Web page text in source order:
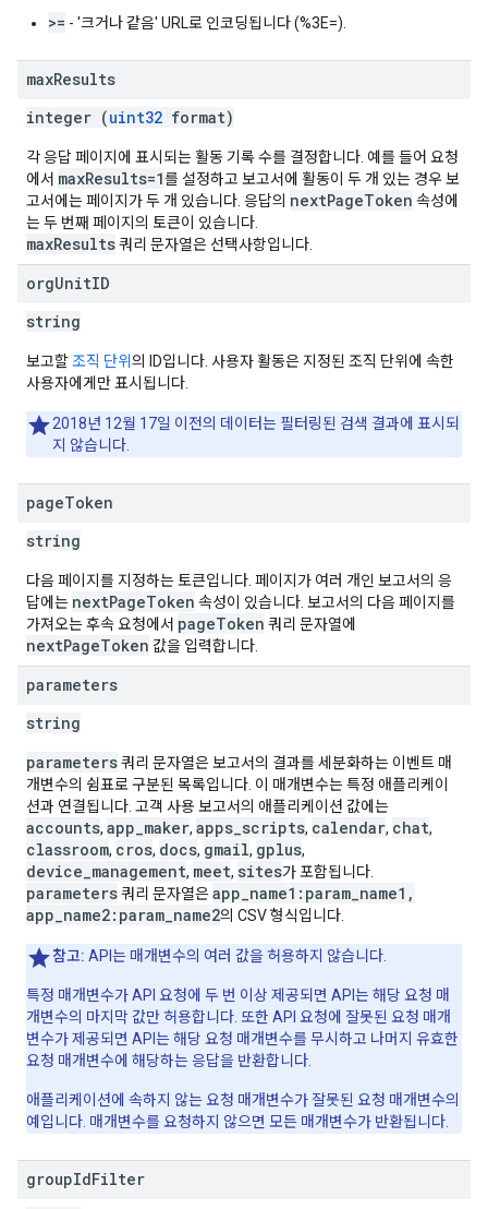
>= - '크거나 같음' URL로 인코딩됩니다 (%3E=).
maxResults
integer (uint32 format)
각 응답 페이지에 표시되는 활동 기록 수를 결정합니다. 예를 들어 요청
에서 maxResults=1를 설정하고 보고서에 활동이 두 개 있는 경우 보
고서에는 페이지가 두 개 있습니다. 응답의 nextPageToken 속성에
는 두 번째 페이지의 토큰이 있습니다.
maxResults쿼리 문자열은 선택사항입니다.
orgUnitID
string
보고할조직 단위의 ID입니다. 사용자 활동은 지정된 조직 단위에 속한
사용자에게만 표시됩니다.
2018년 12월 17일 이전의 데이터는 필터링된 검색 결과에 표시되
지 않습니다.
pageToken
string
다음 페이지를 지정하는 토큰입니다. 페이지가 여러 개인 보고서의 응
답에는 nextPageToken 속성이 있습니다. 보고서의 다음 페이지를
가져오는 후속 요청에서 pageToken 쿼리 문자열에
nextPageToken 값을 입력합니다.
parameters
string
parameters쿼리 문자열은 보고서의 결과를 세분화하는 이벤트 매
개변수의 쉼표로 구분된 목록입니다. 이 매개변수는 특정 애플리케이
션과 연결됩니다. 고객 사용 보고서의 애플리케이션 값에는
accounts, app_maker, apps_scripts, calendar, chat,
classroom, cros, docs, gmail, gplus,
device_management, meet, sites가 포함됩니다.
parameters쿼리 문자열은app_name1:param_name1,
app_name2:param_name2의 CSV 형식입니다.
참고: API는 매개변수의 여러 값을 허용하지 않습니다.
특정 매개변수가 API 요청에 두 번 이상 제공되면 API는 해당 요청 매
개변수의 마지막 값만 허용합니다. 또한 API 요청에 잘못된 요청 매개
변수가 제공되면 API는 해당 요청 매개변수를 무시하고 나머지 유효한
요청 매개변수에 해당하는 응답을 반환합니다.
애플리케이션에 속하지 않는 요청 매개변수가 잘못된 요청 매개변수의
예입니다. 매개변수를 요청하지 않으면 모든 매개변수가 반환됩니다.
groupIdFilter